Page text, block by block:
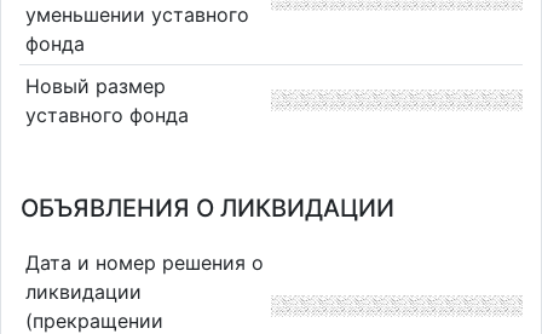
уменьшении уставного
фонда
Новый размер
уставного фонда
ОБЪЯВЛЕНИЯ О ЛИКВИДАЦИИ
Дата и номер решения о
ликвидации
(прекращении